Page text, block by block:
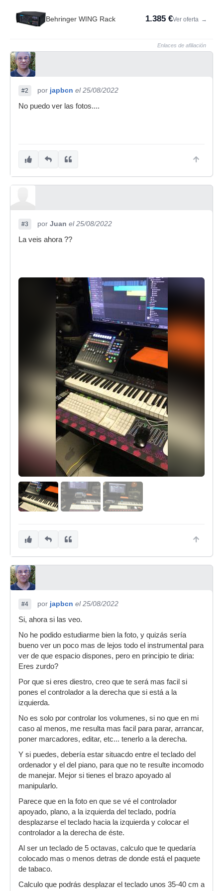
Behringer WING Rack 1.385 €Ver oferta →
Enlaces de afiliación
#2 por japbcn el 25/08/2022
No puedo ver las fotos....
#3 por Juan el 25/08/2022
La veis ahora ??
#4 por japbcn el 25/08/2022
Si, ahora si las veo.
No he podido estudiarme bien la foto, y quizás sería
bueno ver un poco mas de lejos todo el instrumental para
ver de que espacio dispones, pero en principio te diria:
Eres zurdo?
Por que si eres diestro, creo que te será mas facil si
pones el controlador a la derecha que si está a la
izquierda.
No es solo por controlar los volumenes, si no que en mi
caso al menos, me resulta mas facil para parar, arrancar,
poner marcadores, editar, etc... tenerlo a la derecha.
Y si puedes, debería estar situacdo entre el teclado del
ordenador y el del piano, para que no te resulte incomodo
de manejar. Mejor si tienes el brazo apoyado al
manipularlo.
Parece que en la foto en que se vé el controlador
apoyado, plano, a la izquierda del teclado, podría
desplazarse el teclado hacia la izquierda y colocar el
controlador a la derecha de éste.
Al ser un teclado de 5 octavas, calculo que te quedaría
colocado mas o menos detras de donde está el paquete
de tabaco.
Calculo que podrás desplazar el teclado unos 35-40 cm a